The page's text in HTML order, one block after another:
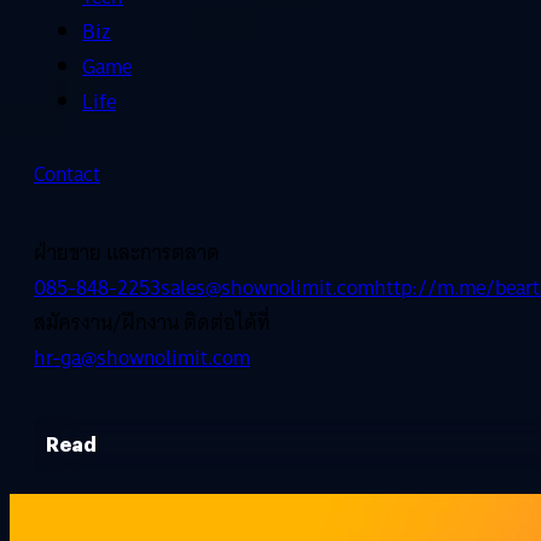
Biz
Game
Life
Contact
ฝ่ายขาย และการตลาด
085-848-2253sales@shownolimit.comhttp://m.me/
สมัครงาน/ฝึกงาน ติดต่อได้ที่
hr-ga@shownolimit.com
Read